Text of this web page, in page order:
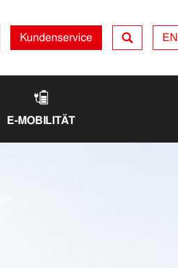
Kundenservice EN
E-MOBILITÄT